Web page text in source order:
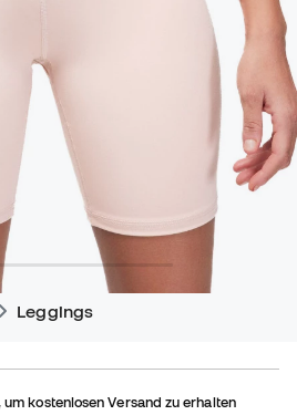
Leggings
um kostenlosen Versand zu erhalten